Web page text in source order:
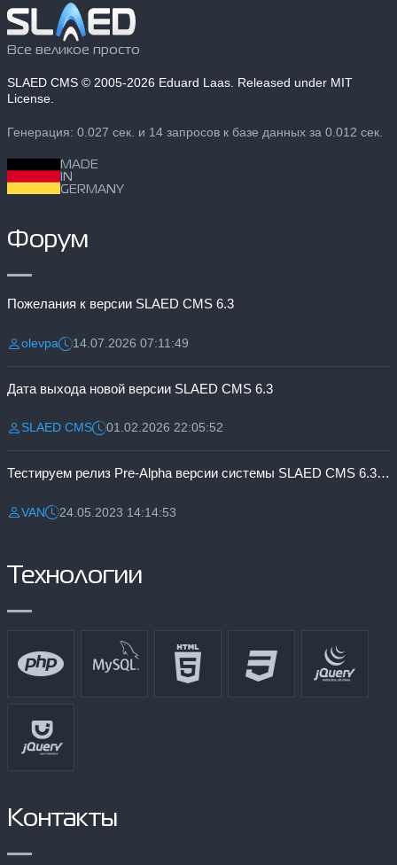
Все великое просто
SLAED CMS © 2005-2026 Eduard Laas. Released under MIT
License.
Генерация: 0.027 сек. и 14 запросов к базе данных за 0.012 сек.
MADE
IN
GERMANY
Форум
Пожелания к версии SLAED CMS 6.3
Разместил:
olevpaДата:14.07.2026 07:11:49
Дата выхода новой версии SLAED CMS 6.3
Разместил:
SLAED CMSДата:01.02.2026 22:05:52
Тестируем релиз Pre-Alpha версии системы SLAED CMS 6.3 Pro
Разместил:
VANДата:24.05.2023 14:14:53
Технологии
Контакты